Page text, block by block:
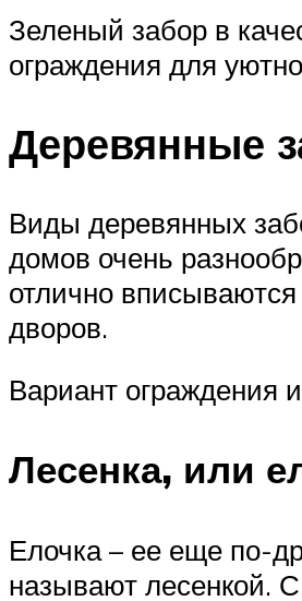
Зеленый забор в
ограждения для
Деревянные
Виды деревянных
домов очень
отлично
дворов.
Вариант ограждения
Лесенка, или
Елочка – ее еще по-
называют лесенкой. С